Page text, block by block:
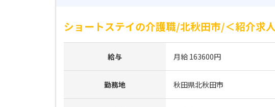
ショートステイの介護職/北秋田市/＜紹介
給与 月給 163600円
勤務地 秋田県北秋田市